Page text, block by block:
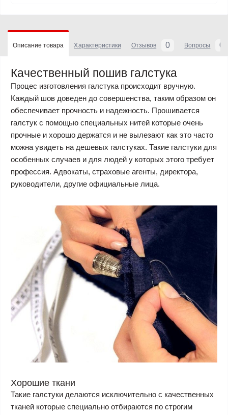
Описание товара Характеристики Отзывов 0 Вопросы 0
Качественный пошив галстука
Процес изготовления галстука происходит вручную.
Каждый шов доведен до совершенства, таким образом он
обеспечивает прочность и надежность. Прошивается
галстук с помощью специальных нитей которые очень
прочные и хорошо держатся и не вылезают как это часто
можна увидеть на дешевых галстуках. Такие галстуки для
особенных случаев и для людей у которых этого требует
профессия. Адвокаты, страховые агенты, директора,
руководители, другие официальные лица.
Хорошие ткани
Такие галстуки делаются исключительно с качественных
тканей которые специально отбираются по строгим